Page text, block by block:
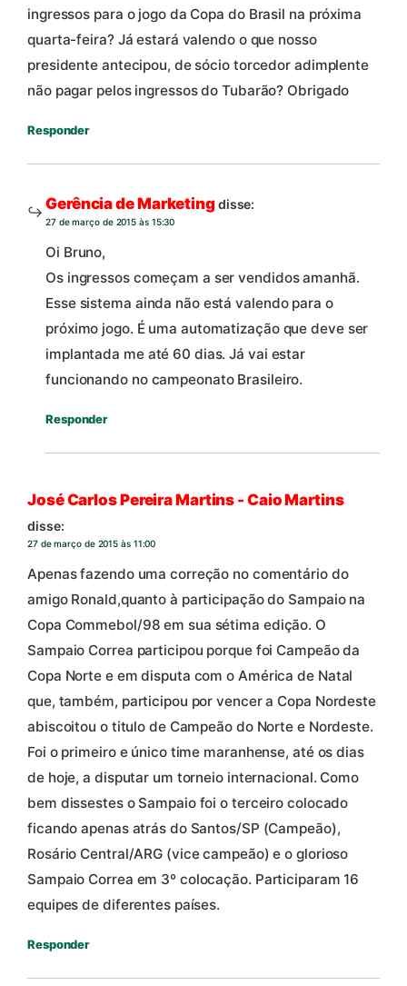
ingressos para o jogo da Copa do Brasil na próxima
quarta-feira? Já estará valendo o que nosso
presidente antecipou, de sócio torcedor adimplente
não pagar pelos ingressos do Tubarão? Obrigado
Responder
Gerência de Marketingdisse:
27 de março de 2015 às 15:30
Oi Bruno,
Os ingressos começam a ser vendidos amanhã.
Esse sistema ainda não está valendo para o
próximo jogo. É uma automatização que deve ser
implantada me até 60 dias. Já vai estar
funcionando no campeonato Brasileiro.
Responder
José Carlos Pereira Martins - Caio Martins
disse:
27 de março de 2015 às 11:00
Apenas fazendo uma correção no comentário do
amigo Ronald,quanto à participação do Sampaio na
Copa Commebol/98 em sua sétima edição. O
Sampaio Correa participou porque foi Campeão da
Copa Norte e em disputa com o América de Natal
que, também, participou por vencer a Copa Nordeste
abiscoitou o titulo de Campeão do Norte e Nordeste.
Foi o primeiro e único time maranhense, até os dias
de hoje, a disputar um torneio internacional. Como
bem dissestes o Sampaio foi o terceiro colocado
ficando apenas atrás do Santos/SP (Campeão),
Rosário Central/ARG (vice campeão) e o glorioso
Sampaio Correa em 3º colocação. Participaram 16
equipes de diferentes países.
Responder